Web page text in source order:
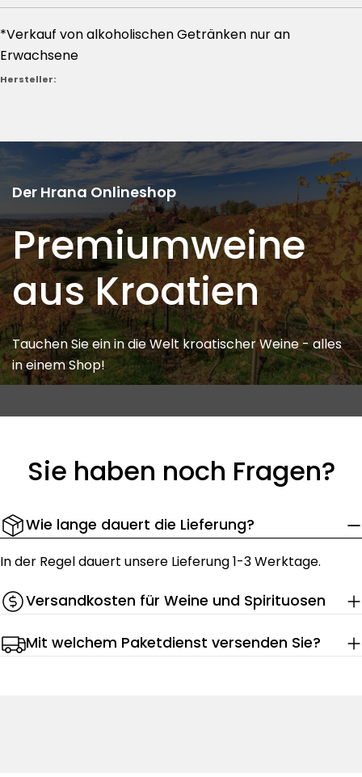
*Verkauf von alkoholischen Getränken nur an
Erwachsene
Hersteller:
Der Hrana Onlineshop
Premiumweine
aus Kroatien
Tauchen Sie ein in die Welt kroatischer Weine - alles
in einem Shop!
Sie haben noch Fragen?
Wie lange dauert die Lieferung?
In der Regel dauert unsere Lieferung 1-3 Werktage.
Versandkosten für Weine und Spirituosen
Mit welchem Paketdienst versenden Sie?